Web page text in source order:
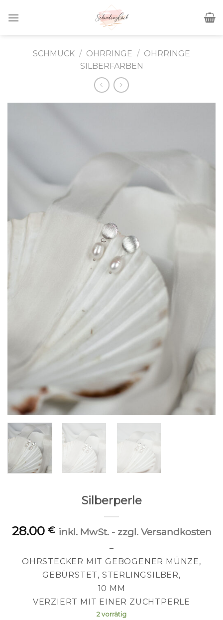
SCHMUCK / OHRRINGE / OHRRINGE
SILBERFARBEN
Silberperle
28.00 € inkl. MwSt. - zzgl. Versandkosten
–
OHRSTECKER MIT GEBOGENER MÜNZE,
GEBÜRSTET, STERLINGSILBER,
10 MM
VERZIERT MIT EINER ZUCHTPERLE
2 vorrätig